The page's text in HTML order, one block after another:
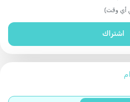
أي وقت)
اشتراك